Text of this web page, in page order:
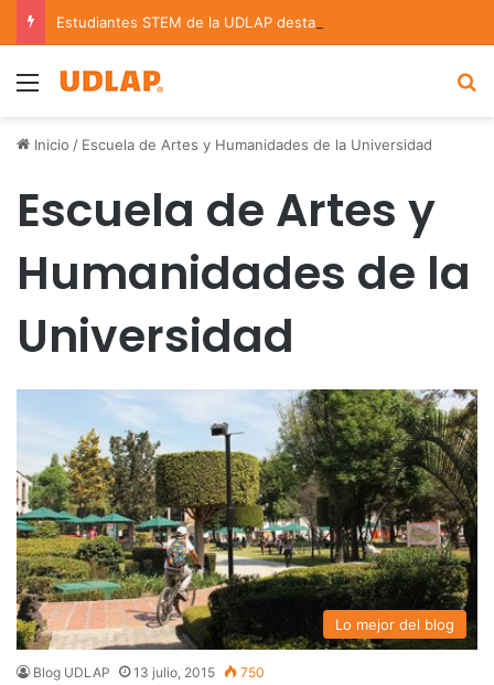
Menu
Inicio / Escuela de Artes y Humanidades de la Universidad
Escuela de Artes y
Humanidades de la
Universidad
Lo mejor del blog
Blog UDLAP 13 julio, 2015 750